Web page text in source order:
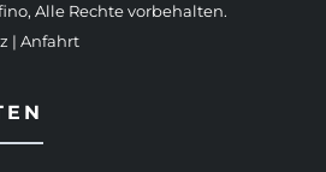
Alle Rechte vorbehalten.
| Anfahrt